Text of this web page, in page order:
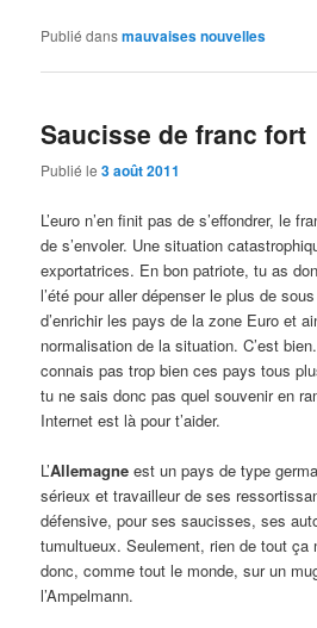
Publié dansmauvaises nouvelles
Saucisse de franc fort
Publié le3 août 2011
L’euro n’en finit pas de s’effondrer, le
de s’envoler. Une situation
exportatrices. En bon patriote, tu as
l’été pour aller dépenser le plus de
d’enrichir les pays de la zone Euro et
normalisation de la situation. C’est
connais pas trop bien ces pays tous
tu ne sais donc pas quel souvenir en
Internet est là pour t’aider.
L’Allemagne est un pays de type
sérieux et travailleur de ses
défensive, pour ses saucisses, ses
tumultueux. Seulement, rien de tout ça
donc, comme tout le monde, sur un
l’Ampelmann.